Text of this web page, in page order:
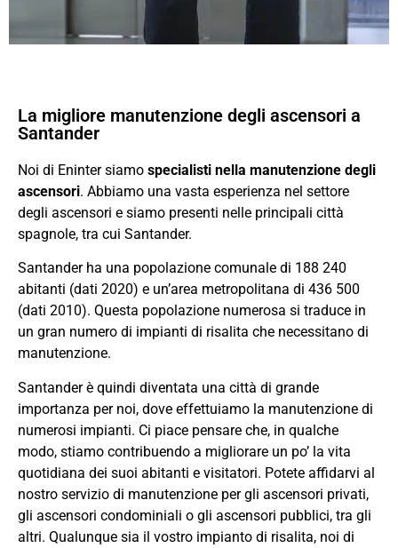
La migliore manutenzione degli ascensori a
Santander
Noi di Eninter siamo specialisti nella manutenzione degli
ascensori. Abbiamo una vasta esperienza nel settore
degli ascensori e siamo presenti nelle principali città
spagnole, tra cui Santander.
Santander ha una popolazione comunale di 188 240
abitanti (dati 2020) e un’area metropolitana di 436 500
(dati 2010). Questa popolazione numerosa si traduce in
un gran numero di impianti di risalita che necessitano di
manutenzione.
Santander è quindi diventata una città di grande
importanza per noi, dove effettuiamo la manutenzione di
numerosi impianti. Ci piace pensare che, in qualche
modo, stiamo contribuendo a migliorare un po’ la vita
quotidiana dei suoi abitanti e visitatori. Potete affidarvi al
nostro servizio di manutenzione per gli ascensori privati,
gli ascensori condominiali o gli ascensori pubblici, tra gli
altri. Qualunque sia il vostro impianto di risalita, noi di